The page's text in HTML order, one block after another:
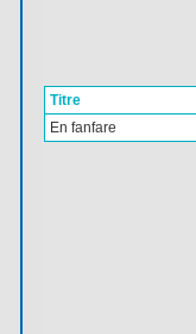
Titre
En fanfare